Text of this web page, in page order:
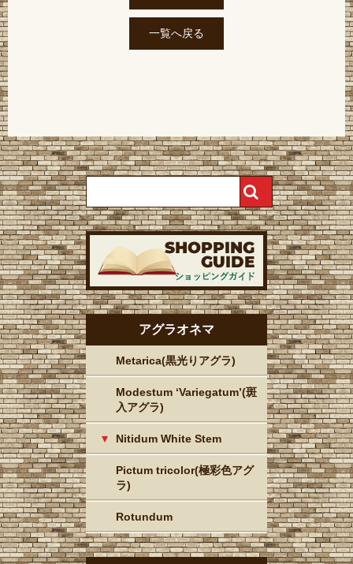
一覧へ戻る
アグラオネマ
Metarica(黒光りアグラ)
Modestum ‘Variegatum’(斑
入アグラ)
Nitidum White Stem
Pictum tricolor(極彩色アグ
ラ)
Rotundum